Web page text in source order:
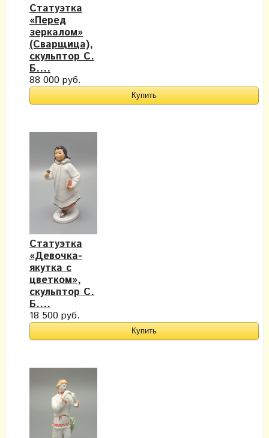
Статуэтка
«Перед
зеркалом»
(Сварщица​),
скульптор С.
Б....
88 000 руб.
Статуэтка
«Девочка-
якутка с
цветком»,
скульптор С.
Б....
18 500 руб.